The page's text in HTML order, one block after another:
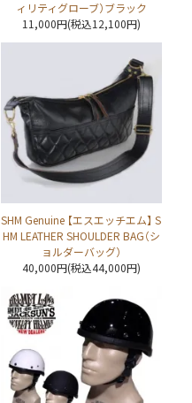
ィリティグローブ）ブラック
11,000円(税込12,100円)
SHM Genuine 【エスエッチエム】 S
HM LEATHER SHOULDER BAG（シ
ョルダーバッグ）
40,000円(税込44,000円)